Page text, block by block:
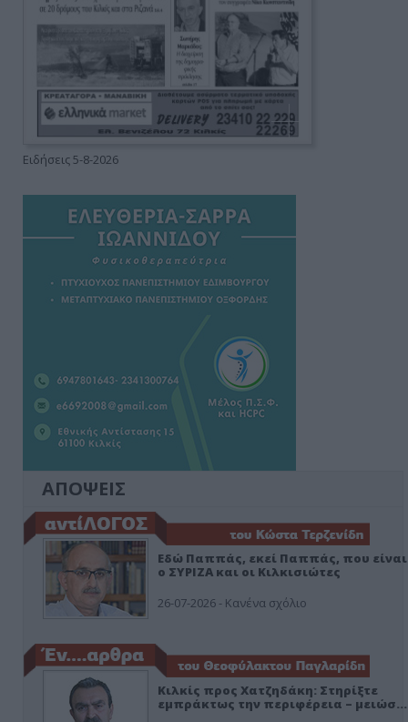
Ειδήσεις 5-8-2026
ΑΠΟΨΕΙΣ
Εδώ Παππάς, εκεί Παππάς, που είναι
ο ΣΥΡΙΖΑ και οι Κιλκισιώτες
26-07-2026 - Κανένα σχόλιο
Κιλκίς προς Χατζηδάκη: Στηρίξτε
εμπράκτως την περιφέρεια – μειώσ…